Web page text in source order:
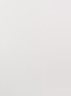
даже
внедрили